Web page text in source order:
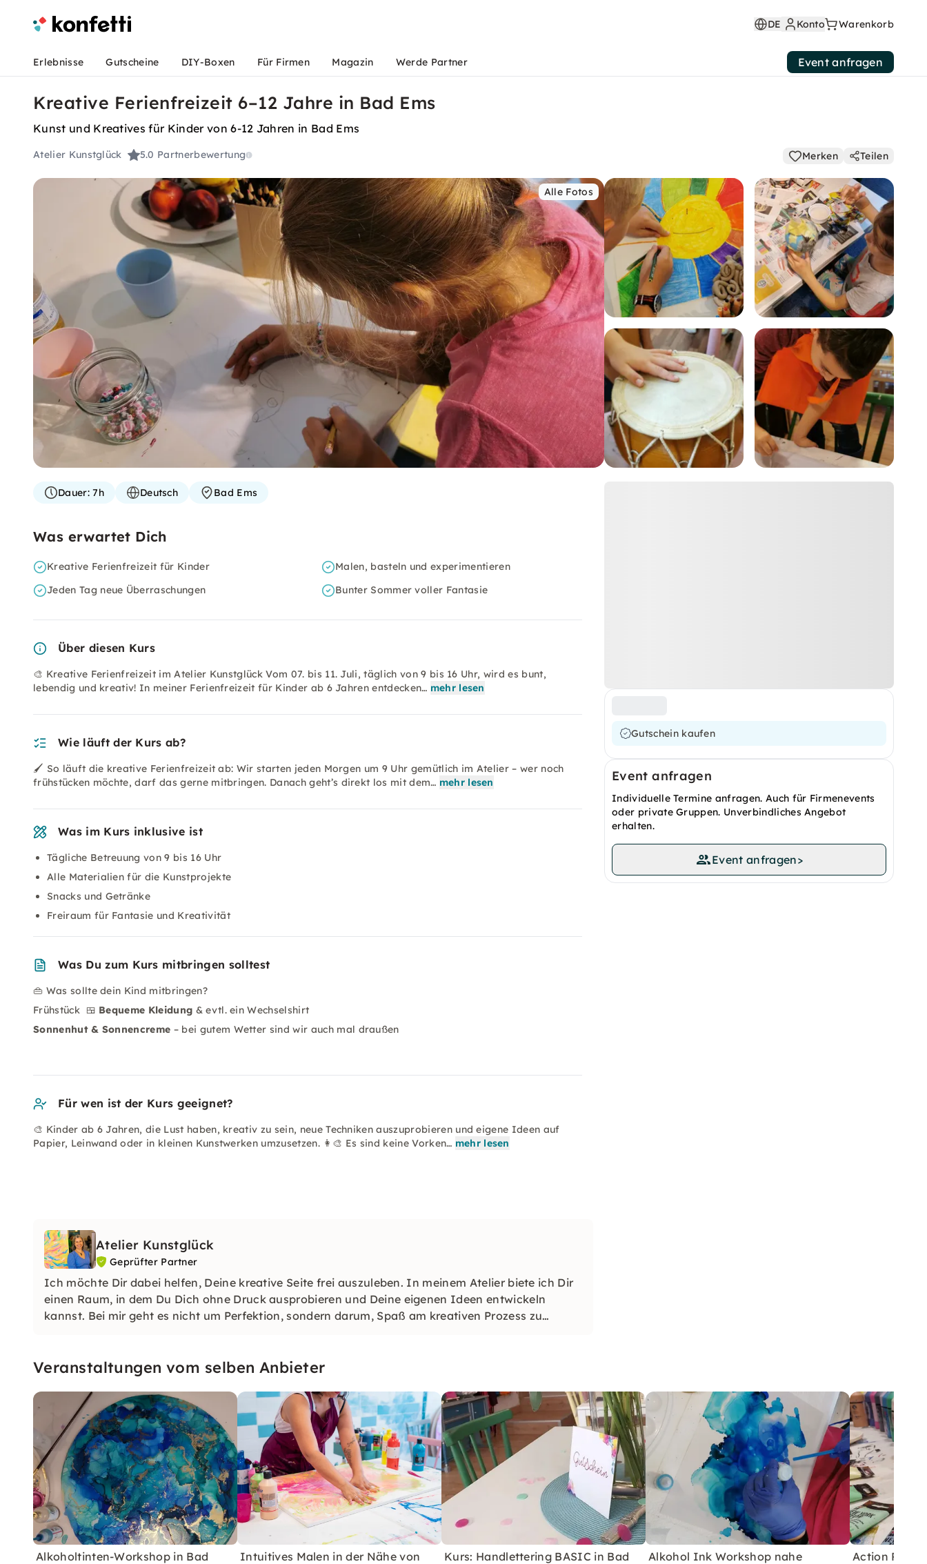
DE Konto Warenkorb
Erlebnisse Gutscheine DIY-Boxen Für Firmen Magazin Werde Partner Event anfragen
Kreative Ferienfreizeit 6–12 Jahre in Bad Ems
Kunst und Kreatives für Kinder von 6-12 Jahren in Bad Ems
Atelier Kunstglück 5.0 Partnerbewertung Merken Teilen
Alle Fotos
Gutschein kaufen
Event anfragen
Individuelle Termine anfragen. Auch für Firmenevents
oder private Gruppen. Unverbindliches Angebot
erhalten.
Event anfragen>
Dauer:7h Deutsch Bad Ems
Was erwartet Dich
Kreative Ferienfreizeit für Kinder
Malen, basteln und experimentieren
Jeden Tag neue Überraschungen
Bunter Sommer voller Fantasie
Über diesen Kurs
🎨 Kreative Ferienfreizeit im Atelier Kunstglück Vom 07. bis 11. Juli, täglich von 9 bis 16 Uhr, wird es bunt,
lebendig und kreativ! In meiner Ferienfreizeit für Kinder ab 6 Jahren entdecken… mehr lesen
Wie läuft der Kurs ab?
🖌️ So läuft die kreative Ferienfreizeit ab: Wir starten jeden Morgen um 9 Uhr gemütlich im Atelier – wer noch
frühstücken möchte, darf das gerne mitbringen. Danach geht’s direkt los mit dem… mehr lesen
Was im Kurs inklusive ist
Tägliche Betreuung von 9 bis 16 Uhr
Alle Materialien für die Kunstprojekte
Snacks und Getränke
Freiraum für Fantasie und Kreativität
Was Du zum Kurs mitbringen solltest
👜 Was sollte dein Kind mitbringen?
Frühstück 🍱 Bequeme Kleidung & evtl. ein Wechselshirt
Sonnenhut & Sonnencreme – bei gutem Wetter sind wir auch mal draußen
Für wen ist der Kurs geeignet?
🎨 Kinder ab 6 Jahren, die Lust haben, kreativ zu sein, neue Techniken auszuprobieren und eigene Ideen auf
Papier, Leinwand oder in kleinen Kunstwerken umzusetzen. 👩‍🎨 Es sind keine Vorken… mehr lesen
Atelier Kunstglück
Geprüfter Partner
Ich möchte Dir dabei helfen, Deine kreative Seite frei auszuleben. In meinem Atelier biete ich Dir
einen Raum, in dem Du Dich ohne Druck ausprobieren und Deine eigenen Ideen entwickeln
kannst. Bei mir geht es nicht um Perfektion, sondern darum, Spaß am kreativen Prozess zu
Veranstaltungen vom selben Anbieter
Alkoholtinten-Workshop in Bad
Intuitives Malen in der Nähe von
Kurs: Handlettering BASIC in Bad
Alkohol Ink Workshop nahe
Action